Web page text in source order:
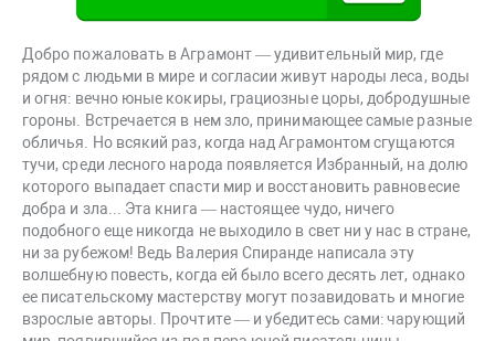
Добро пожаловать в Аграмонт — удивительный мир, где
рядом с людьми в мире и согласии живут народы леса, воды
и огня: вечно юные кокиры, грациозные цоры, добродушные
гороны. Встречается в нем зло, принимающее самые разные
обличья. Но всякий раз, когда над Аграмонтом сгущаются
тучи, среди лесного народа появляется Избранный, на долю
которого выпадает спасти мир и восстановить равновесие
добра и зла... Эта книга — настоящее чудо, ничего
подобного еще никогда не выходило в свет ни у нас в стране,
ни за рубежом! Ведь Валерия Спиранде написала эту
волшебную повесть, когда ей было всего десять лет, однако
ее писательскому мастерству могут позавидовать и многие
взрослые авторы. Прочтите — и убедитесь сами: чарующий